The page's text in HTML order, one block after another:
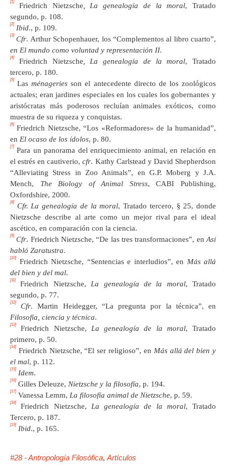
[1]
Friedrich Nietzsche, La genealogía de la moral, Tratado
segundo, p. 108.
[2]
Ibid., p. 109.
[3]
Cfr. Arthur Schopenhauer, los “Complementos al libro cuarto”,
en El mundo como voluntad y representación II.
[4]
Friedrich Nietzsche, La genealogía de la moral, Tratado
tercero, p. 180.
[5]
Lasménageries son el antecedente directo de los zoológicos
actuales; eran jardines especiales en los cuales los gobernantes y
aristócratas más poderosos recluían animales exóticos, como
muestra de su riqueza y conquistas.
[6]
Friedrich Nietzsche, “Los «Reformadores» de la humanidad”,
en El ocaso de los ídolos, p. 80.
[7]
Para un panorama del enriquecimiento animal, en relación en
el estrés en cautiverio,cfr. Kathy Carlstead y David Shepherdson
“Alleviating Stress in Zoo Animals”, en G.P. Moberg y J.A.
Mench, The Biology of Animal Stress, CABI Publishing,
Oxfordshire, 2000.
[8]
Cfr. La genealogía de la moral, Tratado tercero, § 25, donde
Nietzsche describe al arte como un mejor rival para el ideal
ascético, en comparación con la ciencia.
[9]
Cfr. Friedrich Nietzsche, “De las tres transformaciones”, enAsí
habló Zaratustra.
[10]
Friedrich Nietzsche, “Sentencias e interludios”, en Más allá
del bien y del mal.
[11]
Friedrich Nietzsche,La genealogía de la moral, Tratado
segundo, p. 77.
[12]
Cfr. Martin Heidegger, “La pregunta por la técnica”, en
Filosofía, ciencia y técnica.
[13]
Friedrich Nietzsche, La genealogía de la moral, Tratado
primero, p. 50.
[14]
Friedrich Nietzsche, “El ser religioso”, en Más allá del bien y
el mal, p. 112.
[15]
Idem.
[16]
Gilles Deleuze, Nietzsche y la filosofía, p. 194.
[17]
Vanessa Lemm, La filosofía animal de Nietzsche, p. 59.
[18]
Friedrich Nietzsche, La genealogía de la moral, Tratado
Tercero, p. 187.
[19]
Ibid., p. 165.
#28 - Antropología Filosófica,Artículos